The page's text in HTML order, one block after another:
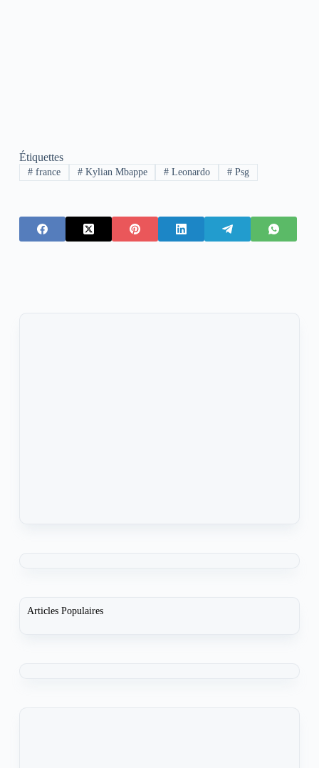
Étiquettes
#france #Kylian Mbappe # Leonardo # Psg
Articles Populaires